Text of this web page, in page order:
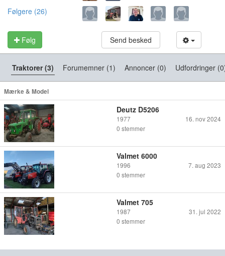
Følgere (26)
Følg Send besked
Traktorer (3) Forumemner (1) Annoncer (0) Udfordringer
Mærke & Model
Deutz D5206
1977
16. nov 2024
0 stemmer
Valmet 6000
1996
7. aug 2023
0 stemmer
Valmet 705
1987
31. jul 2022
0 stemmer